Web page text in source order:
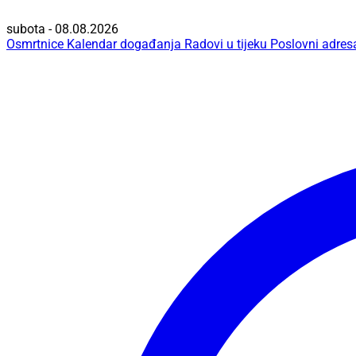
subota - 08.08.2026
Osmrtnice Kalendar događanja Radovi u tijeku Poslovni